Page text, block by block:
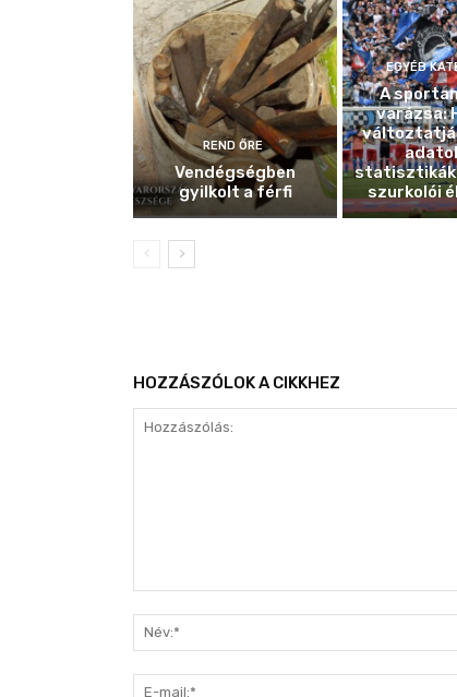
REND ŐRE
Vendégségben
gyilkolt a férfi
EGYÉB
A
varázsa:
statisztikák
szurkolói
HOZZÁSZÓLOK A CIKKHEZ